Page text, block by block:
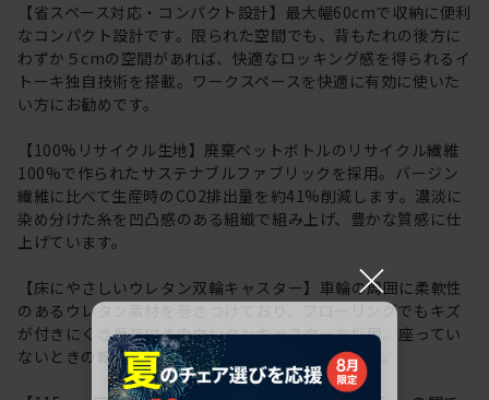
【省スペース対応・コンパクト設計】最大幅60cmで収納に便利
なコンパクト設計です。限られた空間でも、背もたれの後方に
わずか５cmの空間があれば、快適なロッキング感を得られるイ
トーキ独自技術を搭載。ワークスペースを快適に有効に使いた
い方にお勧めです。
【100%リサイクル生地】廃棄ペットボトルのリサイクル繊維
100%で作られたサステナブルファブリックを採用。バージン
繊維に比べて生産時のCO2排出量を約41%削減します。濃淡に
染め分けた糸を凹凸感のある組織で組み上げ、豊かな質感に仕
上げています。
【床にやさしいウレタン双輪キャスター】車輪の周囲に柔軟性
のあるウレタン素材を巻きつけており、フローリングでもキズ
が付きにくき抵抗付きのウレタンキャスターを採用。座ってい
ないときの転がりを防ぐ安全機能も採用しています。
×